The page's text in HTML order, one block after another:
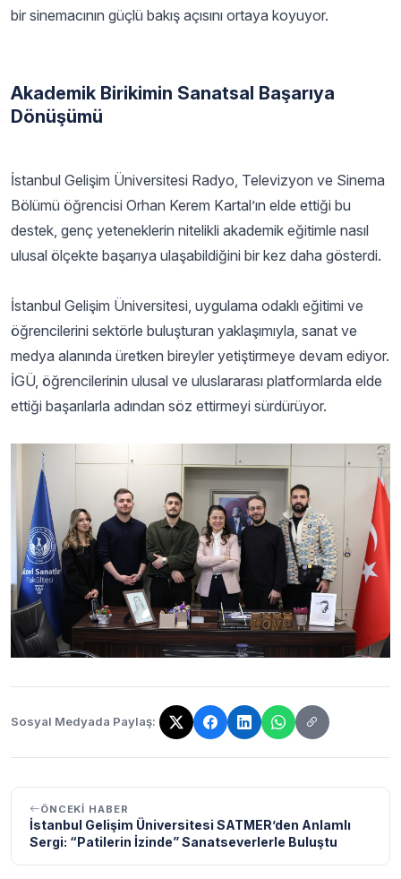
bir sinemacının güçlü bakış açısını ortaya koyuyor.
Akademik Birikimin Sanatsal Başarıya
Dönüşümü
İstanbul Gelişim Üniversitesi Radyo, Televizyon ve Sinema
Bölümü öğrencisi Orhan Kerem Kartal’ın elde ettiği bu
destek, genç yeteneklerin nitelikli akademik eğitimle nasıl
ulusal ölçekte başarıya ulaşabildiğini bir kez daha gösterdi.
İstanbul Gelişim Üniversitesi, uygulama odaklı eğitimi ve
öğrencilerini sektörle buluşturan yaklaşımıyla, sanat ve
medya alanında üretken bireyler yetiştirmeye devam ediyor.
İGÜ, öğrencilerinin ulusal ve uluslararası platformlarda elde
ettiği başarılarla adından söz ettirmeyi sürdürüyor.
Sosyal Medyada Paylaş:
Bağlantı kopyalandı!
ÖNCEKI HABER
İstanbul Gelişim Üniversitesi SATMER’den Anlamlı
Sergi: “Patilerin İzinde” Sanatseverlerle Buluştu